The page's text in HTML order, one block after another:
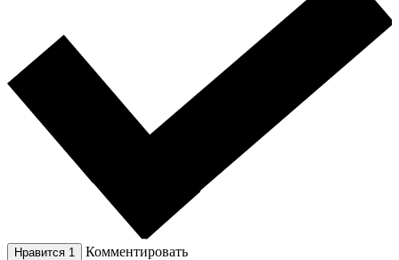
Нравится 1 Комментировать